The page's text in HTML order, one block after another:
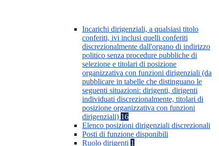
Incarichi dirigenziali, a qualsiasi titolo
conferiti, ivi inclusi quelli conferiti
discrezionalmente dall'organo di indirizzo
politico senza procedure pubbliche di
selezione e titolari di posizione
organizzativa con funzioni dirigenziali (da
pubblicare in tabelle che distinguano le
seguenti situazioni: dirigenti, dirigenti
individuati discrezionalmente, titolari di
posizione organizzativa con funzioni
dirigenziali) 16
Elenco posizioni dirigenziali discrezionali
Posti di funzione disponibili
Ruolo dirigenti 1